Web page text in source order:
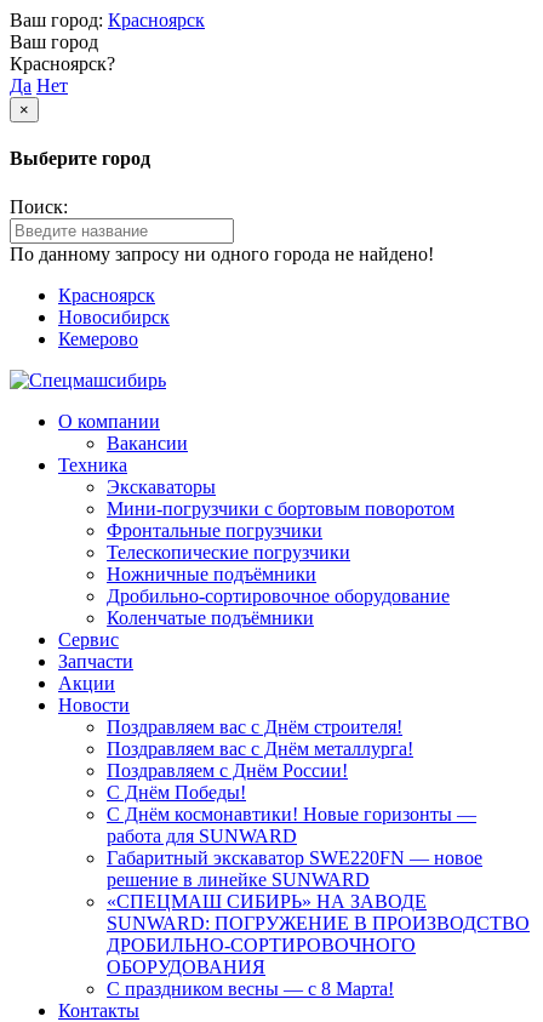
Ваш город: Красноярск
Ваш город
Красноярск?
Да Нет
×
Выберите город
Поиск:
По данному запросу ни одного города не найдено!
Красноярск
Новосибирск
Кемерово
О компании
Вакансии
Техника
Экскаваторы
Мини-погрузчики c бортовым поворотом
Фронтальные погрузчики
Телескопические погрузчики
Ножничные подъёмники
Дробильно-сортировочное оборудование
Коленчатые подъёмники
Сервис
Запчасти
Акции
Новости
Поздравляем вас с Днём строителя!
Поздравляем вас с Днём металлурга!
Поздравляем с Днём России!
С Днём Победы!
С Днём космонавтики! Новые горизонты —
работа для SUNWARD
Габаритный экскаватор SWE220FN — новое
решение в линейке SUNWARD
«СПЕЦМАШ СИБИРЬ» НА ЗАВОДЕ
SUNWARD: ПОГРУЖЕНИЕ В ПРОИЗВОДСТВО
ДРОБИЛЬНО-СОРТИРОВОЧНОГО
ОБОРУДОВАНИЯ
С праздником весны — с 8 Марта!
Контакты